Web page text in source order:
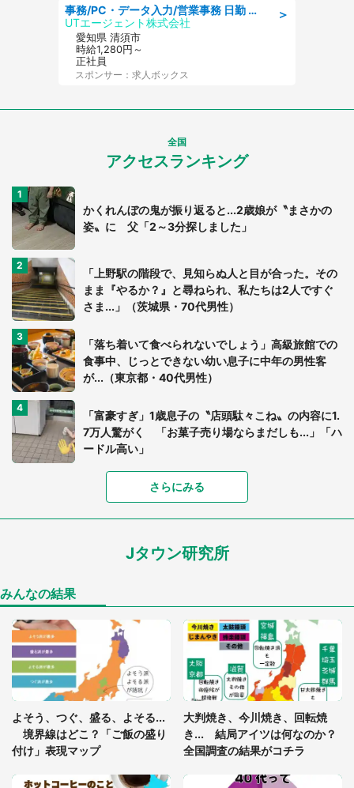
＞
事務/PC・データ入力/営業事務 日勤 土日休み 残業少なめ 車通勤OK 総合事務
UTエージェント株式会社
愛知県 清須市
時給1,280円～
正社員
スポンサー：求人ボックス
全国
アクセスランキング
かくれんぼの鬼が振り返ると...2歳娘が〝まさかの
姿〟に 父「2～3分探しました」
「上野駅の階段で、見知らぬ人と目が合った。その
まま『やるか？』と尋ねられ、私たちは2人ですぐ
さま...」（茨城県・70代男性）
「落ち着いて食べられないでしょう」高級旅館での
食事中、じっとできない幼い息子に中年の男性客
が...（東京都・40代男性）
「富豪すぎ」1歳息子の〝店頭駄々こね〟の内容に1.
7万人驚がく 「お菓子売り場ならまだしも...」「ハ
ードル高い」
あまりにも四角すぎる猫、激写される 「これもう
家に〝デカい蛾〟が居座り続けて3日間...ビビり続
「○○がない街に住んでいます」住人の呟きに30万
人驚がく 何が存在しないか、あなたはわかる？
「閉所恐怖症の私は新幹線で大パニック。隣席の青
年に『手を繋いで』とお願いしたら...」 体験談に
8万人感動
さらにみる
Jタウン研究所
みんなの結果
よそう、つぐ、盛る、よそる...
境界線はどこ？「ご飯の盛り
付け」表現マップ
大判焼き、今川焼き、回転焼
き... 結局アイツは何なのか？
全国調査の結果がコチラ